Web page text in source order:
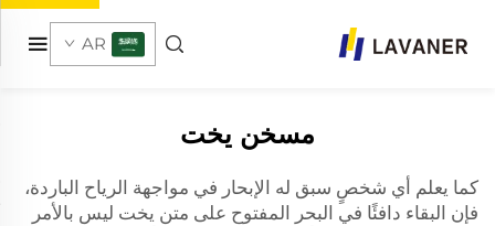
AR
مسخن يخت
كما يعلم أي شخصٍ سبق له الإبحار في مواجهة الرياح الباردة،
فإن البقاء دافئًا في البحر المفتوح على متن يخت ليس بالأمر